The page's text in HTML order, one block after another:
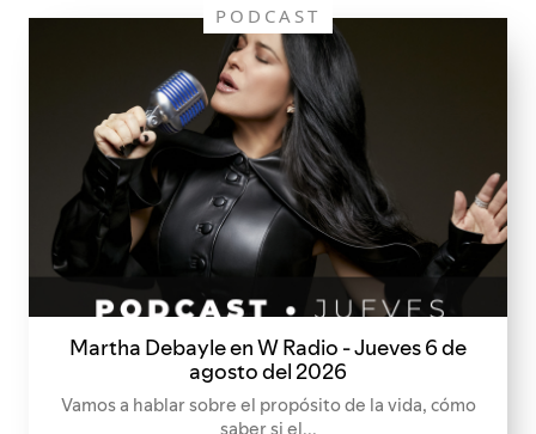
PODCAST
Martha Debayle en W Radio - Jueves 6 de
agosto del 2026
Vamos a hablar sobre el propósito de la vida, cómo
saber si el...